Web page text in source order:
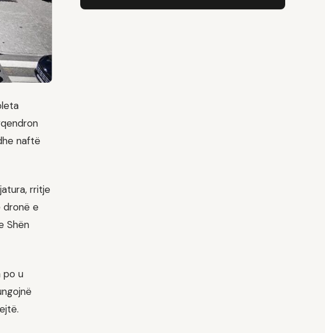
naftë
rritje
dronë e
Shën
po u